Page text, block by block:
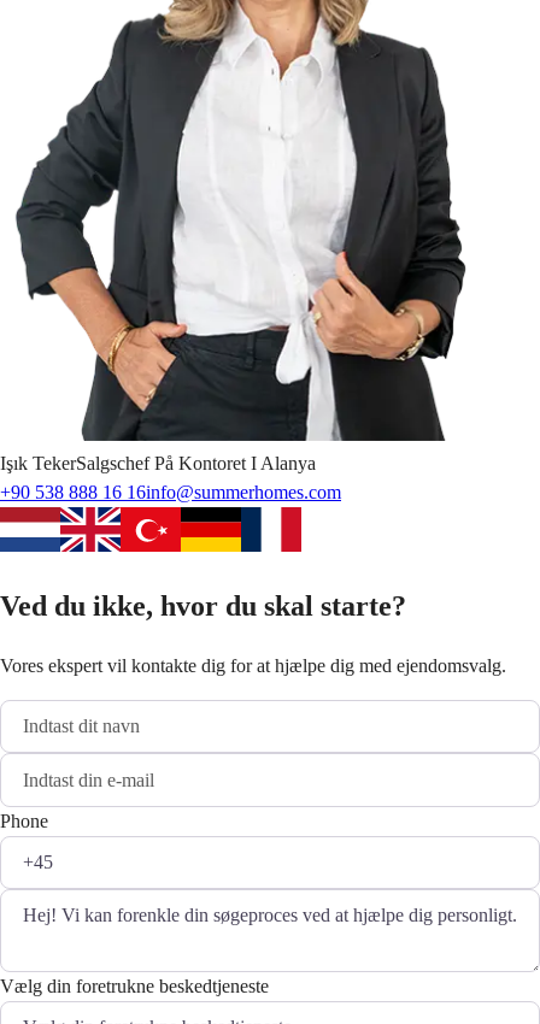
Işık TekerSalgschef På Kontoret I Alanya
+90 538 888 16 16info@summerhomes.com
Ved du ikke, hvor du skal starte?
Vores ekspert vil kontakte dig for at hjælpe dig med ejendomsvalg.
Phone
Vælg din foretrukne beskedtjeneste